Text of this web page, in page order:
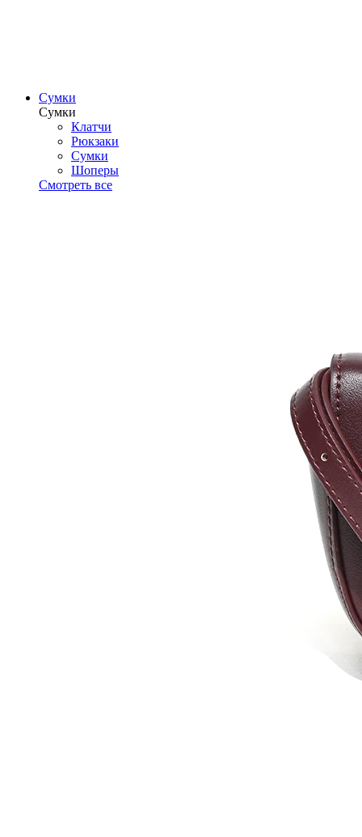
Сумки
Сумки
Клатчи
Рюкзаки
Сумки
Шоперы
Смотреть все